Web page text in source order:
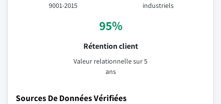
9001-2015
industriels
95%
Rétention client
Valeur relationnelle sur 5
ans
Sources De Données Vérifiées